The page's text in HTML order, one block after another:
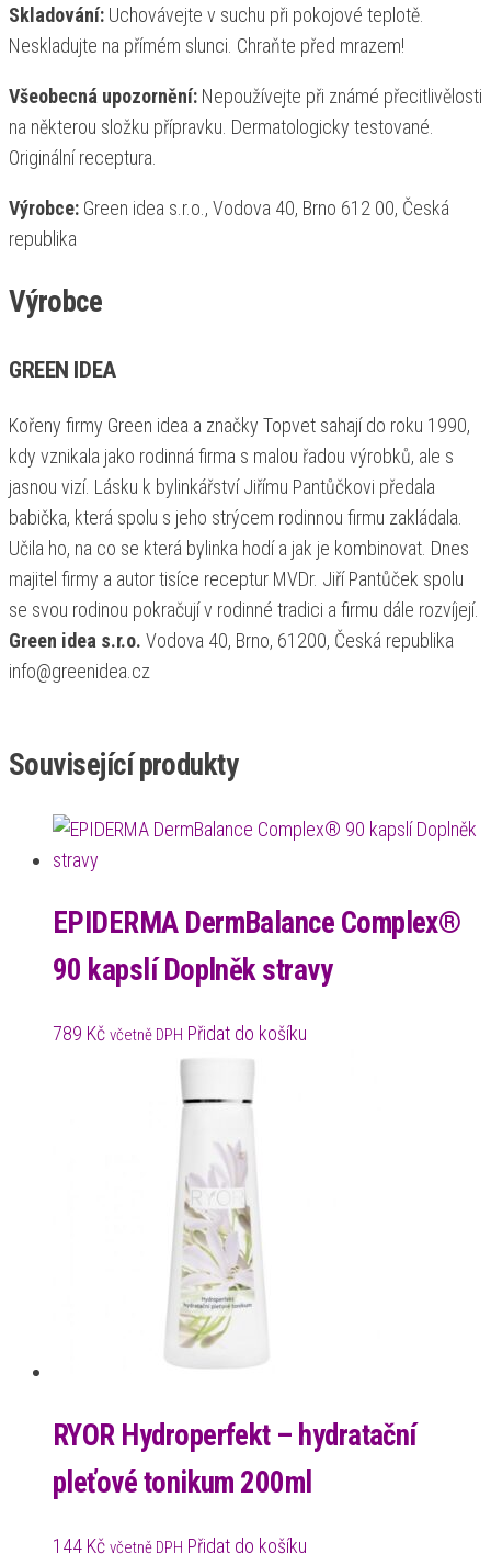
Skladování: Uchovávejte v suchu při pokojové teplotě.
Neskladujte na přímém slunci. Chraňte před mrazem!
Všeobecná upozornění: Nepoužívejte při známé přecitlivělosti
na některou složku přípravku. Dermatologicky testované.
Originální receptura.
Výrobce: Green idea s.r.o., Vodova 40, Brno 612 00, Česká
republika
Výrobce
GREEN IDEA
Kořeny firmy Green idea a značky Topvet sahají do roku 1990,
kdy vznikala jako rodinná firma s malou řadou výrobků, ale s
jasnou vizí. Lásku k bylinkářství Jiřímu Pantůčkovi předala
babička, která spolu s jeho strýcem rodinnou firmu zakládala.
Učila ho, na co se která bylinka hodí a jak je kombinovat. Dnes
majitel firmy a autor tisíce receptur MVDr. Jiří Pantůček spolu
se svou rodinou pokračují v rodinné tradici a firmu dále rozvíjejí.
Green idea s.r.o. Vodova 40, Brno, 61200, Česká republika
info@greenidea.cz
Související produkty
EPIDERMA DermBalance Complex®
90 kapslí Doplněk stravy
789 Kč včetně DPH Přidat do košíku
RYOR Hydroperfekt – hydratační
pleťové tonikum 200ml
144 Kč včetně DPH Přidat do košíku